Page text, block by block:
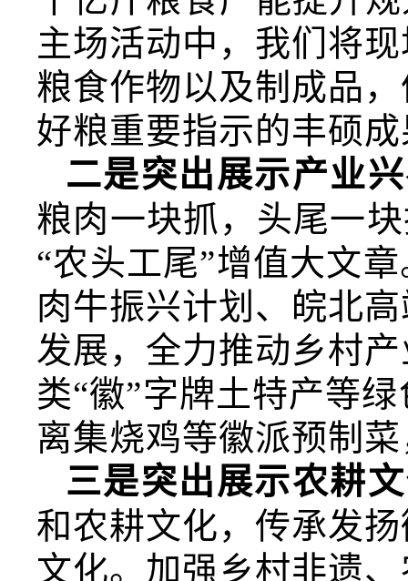
主场活动中，我们将
粮食作物以及制成品
好粮重要指示的丰硕
二是突出展示产业
粮肉一块抓，头尾一
“农头工尾”增值大文
肉牛振兴计划、皖北
发展，全力推动乡村
类“徽”字牌土特产等
离集烧鸡等徽派预制
三是突出展示农耕
和农耕文化，传承发
文化。加强乡村非遗